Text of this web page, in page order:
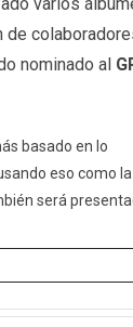
nominado al
basado en lo
usando eso como
será